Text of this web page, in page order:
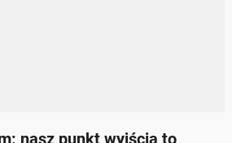
nasz punkt wyjścia to